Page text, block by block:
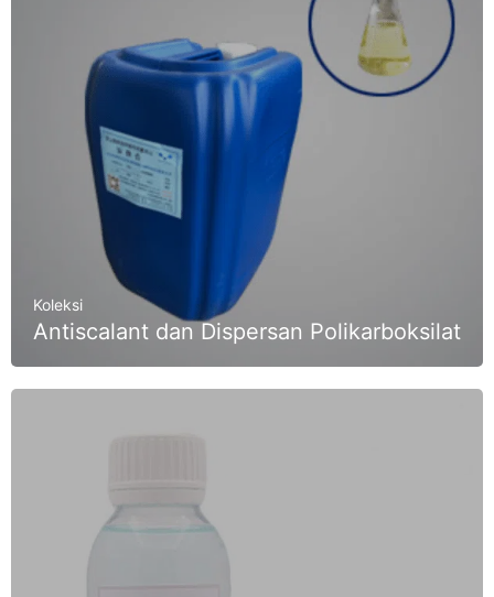
Koleksi
Antiscalant dan Dispersan Polikarboksilat